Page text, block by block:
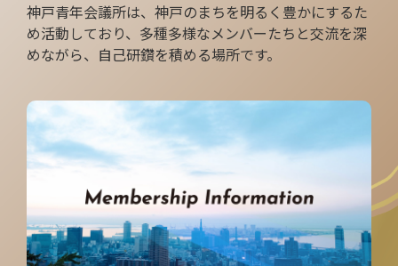
神戸青年会議所は、神戸のまちを明るく豊かにするた
め活動しており、 多種多様なメンバーたちと交流を深
めながら、自己研鑽を積める場所です。